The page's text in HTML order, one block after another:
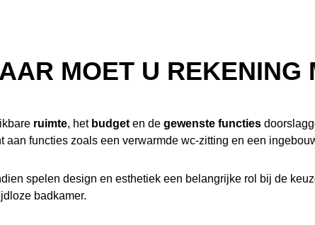
MOET U REKENING
ruimte, het budget en de gewenste functies
functies zoals een verwarmde wc-zitting en een
spelen design en esthetiek een belangrijke rol bij de
badkamer.